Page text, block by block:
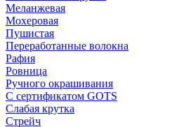
Меланжевая
Мохеровая
Пушистая
Переработанные волокна
Рафия
Ровница
Ручного окрашивания
С сертификатом GOTS
Слабая крутка
Стрейч